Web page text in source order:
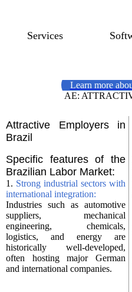
Services
Learn more
AE:
Attractive Employers in
Brazil
Specific features of the
Brazilian Labor Market:
1. Strong industrial sectors with
international integration:
Industries such as automotive
suppliers, mechanical
engineering, chemicals,
logistics, and energy are
historically well-developed,
often hosting major German
and international companies.